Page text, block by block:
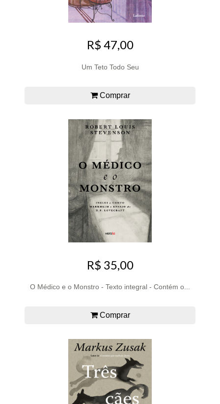
R$ 47,00
Um Teto Todo Seu
Comprar
R$ 35,00
O Médico e o Monstro - Texto integral - Contém o...
Comprar